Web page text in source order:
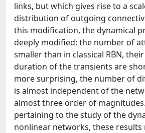
links, but which gives rise to a
distribution of outgoing
this modification, the dynamical
deeply modified: the number of
smaller than in classical RBN,
duration of the transients are
more surprising, the number of
is almost independent of the
almost three order of
pertaining to the study of the
nonlinear networks, these results